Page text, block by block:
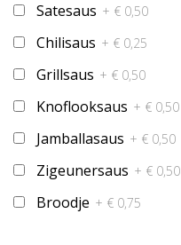
Satesaus + € 0,50
Chilisaus + € 0,25
Grillsaus + € 0,50
Knoflooksaus + € 0,50
Jamballasaus + € 0,50
Zigeunersaus + € 0,50
Broodje + € 0,75